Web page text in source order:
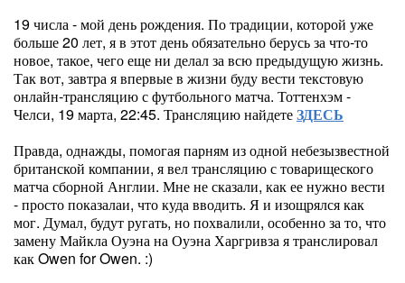
19 числа - мой день рождения. По традиции, которой уже
больше 20 лет, я в этот день обязательно берусь за что-то
новое, такое, чего еще ни делал за всю предыдущую жизнь.
Так вот, завтра я впервые в жизни буду вести текстовую
онлайн-трансляцию с футбольного матча. Тоттенхэм -
Челси, 19 марта, 22:45. Трансляцию найдетеЗДЕСЬ
Правда, однажды, помогая парням из одной небезызвестной
британской компании, я вел трансляцию с товарищеского
матча сборной Англии. Мне не сказали, как ее нужно вести
- просто показалаи, что куда вводить. Я и изощрялся как
мог. Думал, будут ругать, но похвалили, особенно за то, что
замену Майкла Оуэна на Оуэна Харгривза я транслировал
как Owen for Owen. :)